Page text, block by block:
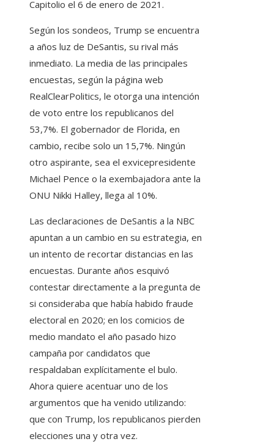
Capitolio el 6 de enero de 2021.
Según los sondeos, Trump se encuentra
a años luz de DeSantis, su rival más
inmediato. La media de las principales
encuestas, según la página web
RealClearPolitics, le otorga una intención
de voto entre los republicanos del
53,7%. El gobernador de Florida, en
cambio, recibe solo un 15,7%. Ningún
otro aspirante, sea el exvicepresidente
Michael Pence o la exembajadora ante la
ONU Nikki Halley, llega al 10%.
Las declaraciones de DeSantis a la NBC
apuntan a un cambio en su estrategia, en
un intento de recortar distancias en las
encuestas. Durante años esquivó
contestar directamente a la pregunta de
si consideraba que había habido fraude
electoral en 2020; en los comicios de
medio mandato el año pasado hizo
campaña por candidatos que
respaldaban explícitamente el bulo.
Ahora quiere acentuar uno de los
argumentos que ha venido utilizando:
que con Trump, los republicanos pierden
elecciones una y otra vez.